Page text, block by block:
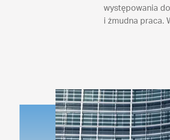
występowania
i żmudna praca.